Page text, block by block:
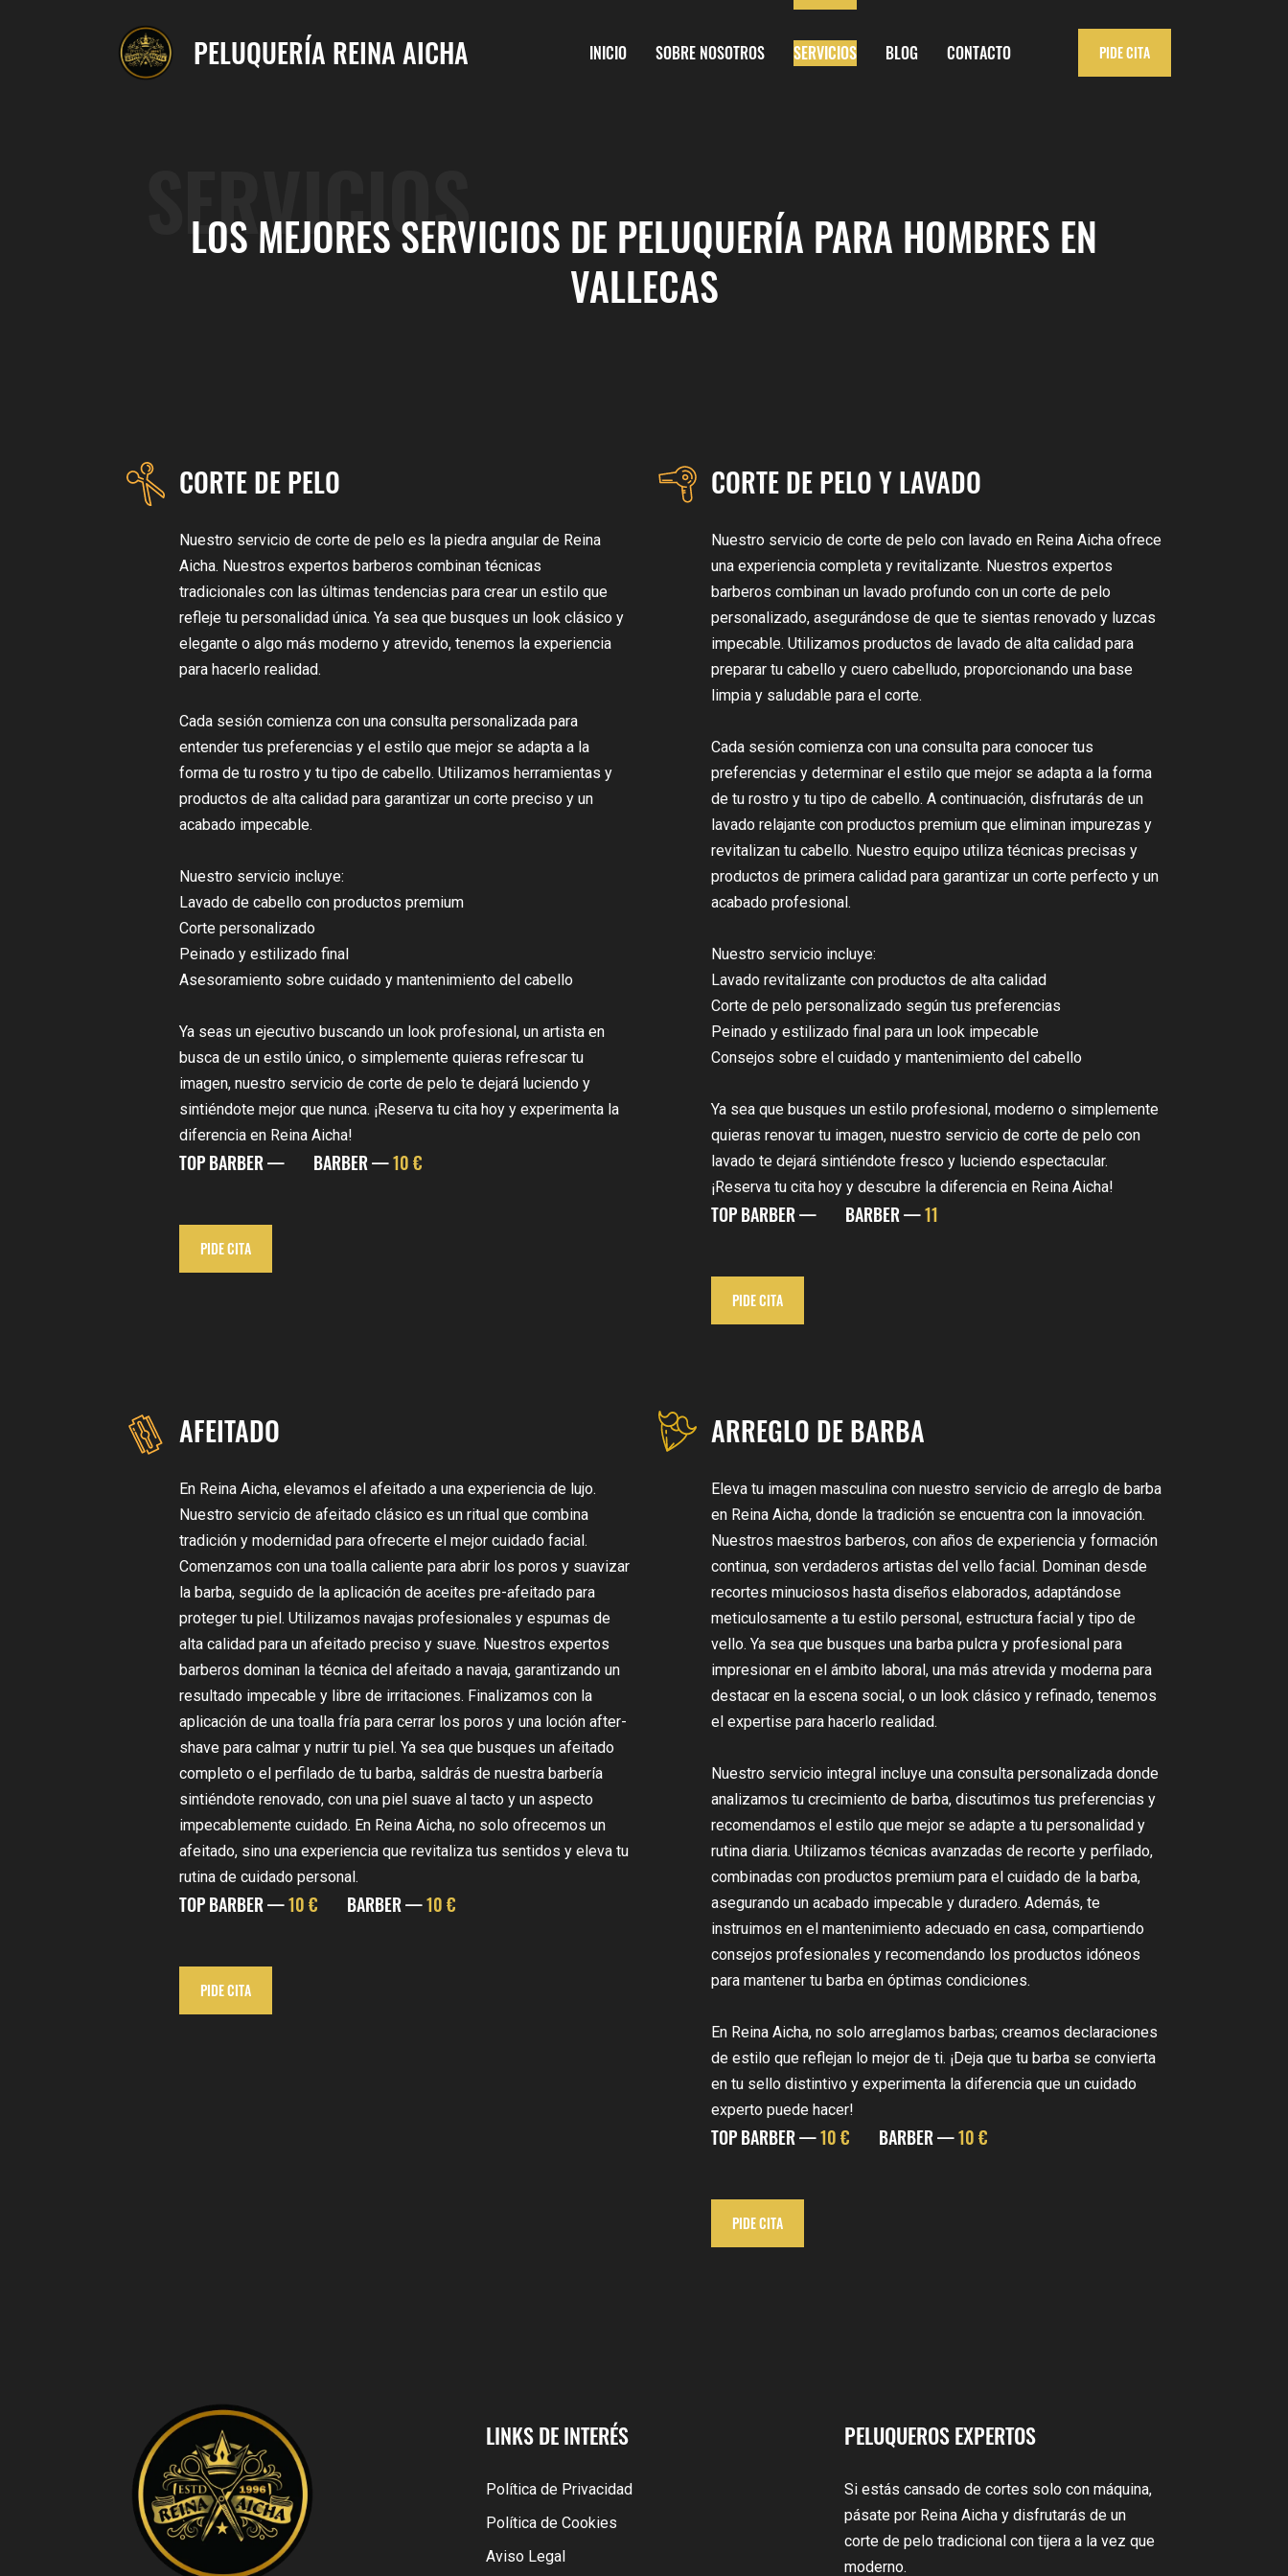
PELUQUERÍA REINA AICHA INICIO SOBRE NOSOTROS SERVICIOS BLOG CONTACTO PIDE CITA
LOS MEJORES SERVICIOS DE PELUQUERÍA PARA HOMBRES EN
VALLECAS
SERVICIOS
CORTE DE PELO
Nuestro servicio de corte de pelo es la piedra angular de Reina
Aicha. Nuestros expertos barberos combinan técnicas
tradicionales con las últimas tendencias para crear un estilo que
refleje tu personalidad única. Ya sea que busques un look clásico y
elegante o algo más moderno y atrevido, tenemos la experiencia
para hacerlo realidad.
Cada sesión comienza con una consulta personalizada para
entender tus preferencias y el estilo que mejor se adapta a la
forma de tu rostro y tu tipo de cabello. Utilizamos herramientas y
productos de alta calidad para garantizar un corte preciso y un
acabado impecable.
Nuestro servicio incluye:
Lavado de cabello con productos premium
Corte personalizado
Peinado y estilizado final
Asesoramiento sobre cuidado y mantenimiento del cabello
Ya seas un ejecutivo buscando un look profesional, un artista en
busca de un estilo único, o simplemente quieras refrescar tu
imagen, nuestro servicio de corte de pelo te dejará luciendo y
sintiéndote mejor que nunca. ¡Reserva tu cita hoy y experimenta la
diferencia en Reina Aicha!
TOP BARBER — BARBER —10 €
PIDE CITA
CORTE DE PELO Y LAVADO
Nuestro servicio de corte de pelo con lavado en Reina Aicha ofrece
una experiencia completa y revitalizante. Nuestros expertos
barberos combinan un lavado profundo con un corte de pelo
personalizado, asegurándose de que te sientas renovado y luzcas
impecable. Utilizamos productos de lavado de alta calidad para
preparar tu cabello y cuero cabelludo, proporcionando una base
limpia y saludable para el corte.
Cada sesión comienza con una consulta para conocer tus
preferencias y determinar el estilo que mejor se adapta a la forma
de tu rostro y tu tipo de cabello. A continuación, disfrutarás de un
lavado relajante con productos premium que eliminan impurezas y
revitalizan tu cabello. Nuestro equipo utiliza técnicas precisas y
productos de primera calidad para garantizar un corte perfecto y un
acabado profesional.
Nuestro servicio incluye:
Lavado revitalizante con productos de alta calidad
Corte de pelo personalizado según tus preferencias
Peinado y estilizado final para un look impecable
Consejos sobre el cuidado y mantenimiento del cabello
Ya sea que busques un estilo profesional, moderno o simplemente
quieras renovar tu imagen, nuestro servicio de corte de pelo con
lavado te dejará sintiéndote fresco y luciendo espectacular.
¡Reserva tu cita hoy y descubre la diferencia en Reina Aicha!
TOP BARBER — BARBER —11
PIDE CITA
AFEITADO
En Reina Aicha, elevamos el afeitado a una experiencia de lujo.
Nuestro servicio de afeitado clásico es un ritual que combina
tradición y modernidad para ofrecerte el mejor cuidado facial.
Comenzamos con una toalla caliente para abrir los poros y suavizar
la barba, seguido de la aplicación de aceites pre-afeitado para
proteger tu piel. Utilizamos navajas profesionales y espumas de
alta calidad para un afeitado preciso y suave. Nuestros expertos
barberos dominan la técnica del afeitado a navaja, garantizando un
resultado impecable y libre de irritaciones. Finalizamos con la
aplicación de una toalla fría para cerrar los poros y una loción after-
shave para calmar y nutrir tu piel. Ya sea que busques un afeitado
completo o el perfilado de tu barba, saldrás de nuestra barbería
sintiéndote renovado, con una piel suave al tacto y un aspecto
impecablemente cuidado. En Reina Aicha, no solo ofrecemos un
afeitado, sino una experiencia que revitaliza tus sentidos y eleva tu
rutina de cuidado personal.
TOP BARBER —10 € BARBER —10 €
PIDE CITA
ARREGLO DE BARBA
Eleva tu imagen masculina con nuestro servicio de arreglo de barba
en Reina Aicha, donde la tradición se encuentra con la innovación.
Nuestros maestros barberos, con años de experiencia y formación
continua, son verdaderos artistas del vello facial. Dominan desde
recortes minuciosos hasta diseños elaborados, adaptándose
meticulosamente a tu estilo personal, estructura facial y tipo de
vello. Ya sea que busques una barba pulcra y profesional para
impresionar en el ámbito laboral, una más atrevida y moderna para
destacar en la escena social, o un look clásico y refinado, tenemos
el expertise para hacerlo realidad.
Nuestro servicio integral incluye una consulta personalizada donde
analizamos tu crecimiento de barba, discutimos tus preferencias y
recomendamos el estilo que mejor se adapte a tu personalidad y
rutina diaria. Utilizamos técnicas avanzadas de recorte y perfilado,
combinadas con productos premium para el cuidado de la barba,
asegurando un acabado impecable y duradero. Además, te
instruimos en el mantenimiento adecuado en casa, compartiendo
consejos profesionales y recomendando los productos idóneos
para mantener tu barba en óptimas condiciones.
En Reina Aicha, no solo arreglamos barbas; creamos declaraciones
de estilo que reflejan lo mejor de ti. ¡Deja que tu barba se convierta
en tu sello distintivo y experimenta la diferencia que un cuidado
experto puede hacer!
TOP BARBER —10 € BARBER —10 €
PIDE CITA
LINKS DE INTERÉS
Política de Privacidad
Política de Cookies
Aviso Legal
PELUQUEROS EXPERTOS
Si estás cansado de cortes solo con máquina,
pásate por Reina Aicha y disfrutarás de un
corte de pelo tradicional con tijera a la vez que
moderno.